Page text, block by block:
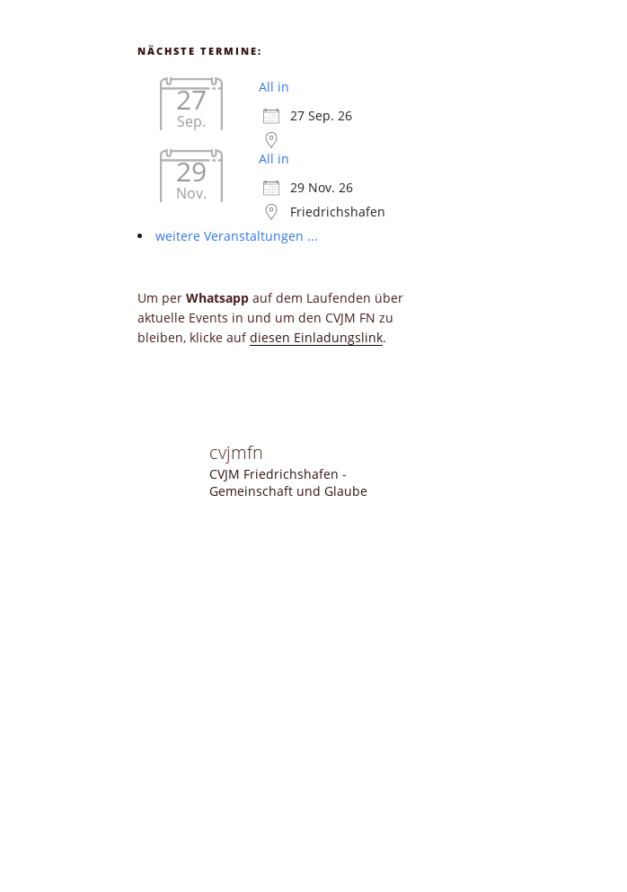
NÄCHSTE TERMINE:
27
Sep.
All in
27 Sep. 26
29
Nov.
All in
29 Nov. 26
Friedrichshafen
weitere Veranstaltungen ...
Um per Whatsappauf dem Laufenden über
aktuelle Events in und um den CVJM FN zu
bleiben, klicke aufdiesen Einladungslink.
cvjmfn
CVJM Friedrichshafen -
Gemeinschaft und Glaube